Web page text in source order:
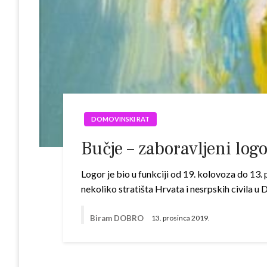
DOMOVINSKI RAT
Bučje – zaboravljeni
Logor je bio u funkciji od 19. kolovoza do
nekoliko stratišta Hrvata i nesrpskih civila u
Biram DOBRO 13. prosinca 2019.